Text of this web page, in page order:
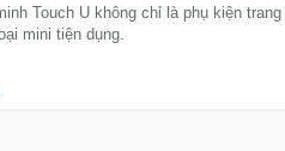
Touch U không chỉ là phụ kiện
mini tiện dụng.